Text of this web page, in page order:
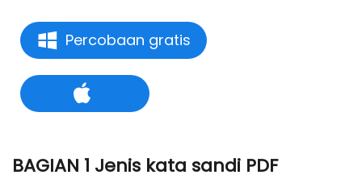
Percobaan gratis
BAGIAN 1 Jenis kata sandi PDF